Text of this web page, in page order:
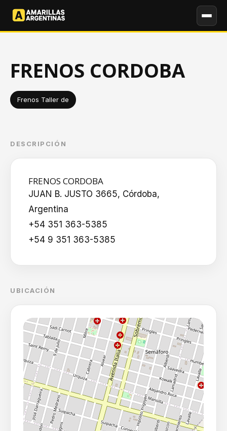
FRENOS CORDOBA
Frenos Taller de
DESCRIPCIÓN
FRENOS CORDOBA
JUAN B. JUSTO 3665, Córdoba,
Argentina
+54 351 363-5385
+54 9 351 363-5385
UBICACIÓN